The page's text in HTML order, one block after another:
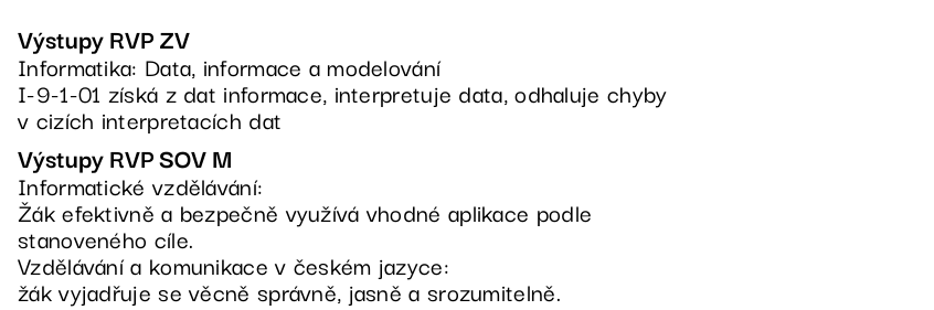
Výstupy RVP ZV
Informatika: Data, informace a modelování
I-9-1-01 získá z dat informace, interpretuje data, odhaluje chyby
v cizích interpretacích dat
Výstupy RVP SOV M
Informatické vzdělávání:
Žák efektivně a bezpečně využívá vhodné aplikace podle
stanoveného cíle.
Vzdělávání a komunikace v českém jazyce:
žák vyjadřuje se věcně správně, jasně a srozumitelně.